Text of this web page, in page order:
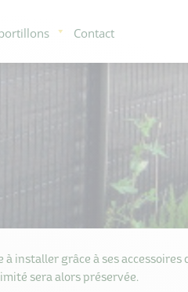
Contact
installer grâce à ses accessoires
sera alors préservée.